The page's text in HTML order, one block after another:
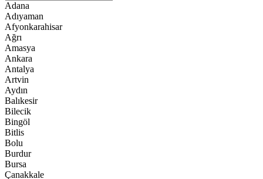
Adana
Adıyaman
Afyonkarahisar
Ağrı
Amasya
Ankara
Antalya
Artvin
Aydın
Balıkesir
Bilecik
Bingöl
Bitlis
Bolu
Burdur
Bursa
Çanakkale